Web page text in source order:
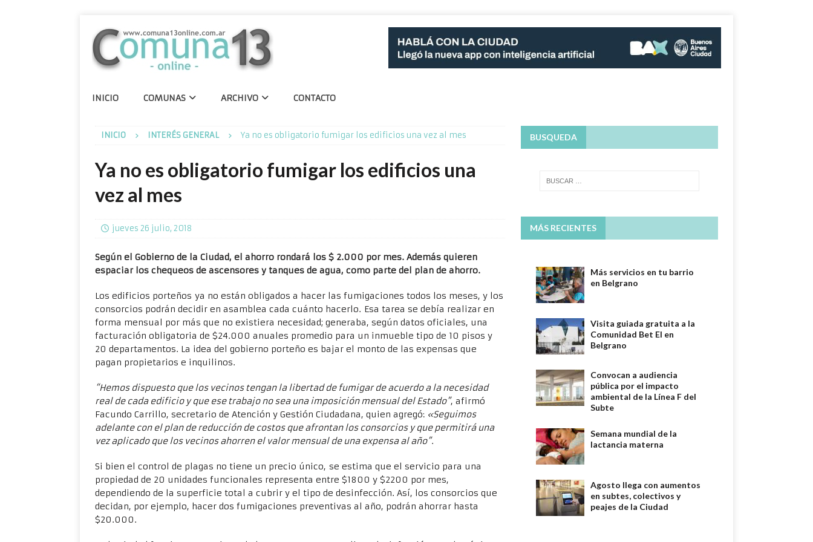
INICIO COMUNAS ARCHIVO CONTACTO
INICIO INTERÉS GENERAL Ya no es obligatorio fumigar los edificios una vez al mes
Ya no es obligatorio fumigar los edificios una
vez al mes
jueves 26 julio, 2018
Según el Gobierno de la Ciudad, el ahorro rondará los $ 2.000 por mes. Además quieren
espaciar los chequeos de ascensores y tanques de agua, como parte del plan de ahorro.
Los edificios porteños ya no están obligados a hacer las fumigaciones todos los meses, y los
consorcios podrán decidir en asamblea cada cuánto hacerlo. Esa tarea se debía realizar en
forma mensual por más que no existiera necesidad; generaba, según datos oficiales, una
facturación obligatoria de $24.000 anuales promedio para un inmueble tipo de 10 pisos y
20 departamentos. La idea del gobierno porteño es bajar el monto de las expensas que
pagan propietarios e inquilinos.
“Hemos dispuesto que los vecinos tengan la libertad de fumigar de acuerdo a la necesidad
real de cada edificio y que ese trabajo no sea una imposición mensual del Estado”, afirmó
Facundo Carrillo, secretario de Atención y Gestión Ciudadana, quien agregó: «Seguimos
adelante con el plan de reducción de costos que afrontan los consorcios y que permitirá una
vez aplicado que los vecinos ahorren el valor mensual de una expensa al año”.
Si bien el control de plagas no tiene un precio único, se estima que el servicio para una
propiedad de 20 unidades funcionales representa entre $1800 y $2200 por mes,
dependiendo de la superficie total a cubrir y el tipo de desinfección. Así, los consorcios que
decidan, por ejemplo, hacer dos fumigaciones preventivas al año, podrán ahorrar hasta
$20.000.
BUSQUEDA
MÁS RECIENTES
Más servicios en tu barrio
en Belgrano
Visita guiada gratuita a la
Comunidad Bet El en
Belgrano
Convocan a audiencia
pública por el impacto
ambiental de la Línea F del
Subte
Semana mundial de la
lactancia materna
Agosto llega con aumentos
en subtes, colectivos y
peajes de la Ciudad